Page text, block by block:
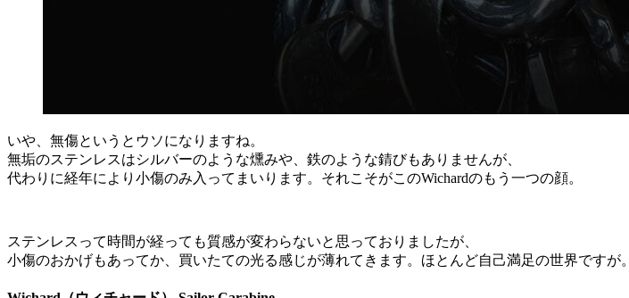
いや、無傷というとウソになりますね。
無垢のステンレスはシルバーのような燻みや、鉄のような錆びもありませんが、
代わりに経年により小傷のみ入ってまいります。それこそがこのWichardのもう一つの顔。
ステンレスって時間が経っても質感が変わらないと思っておりましたが、
小傷のおかげもあってか、買いたての光る感じが薄れてきます。ほとんど自己満足の世界ですが。